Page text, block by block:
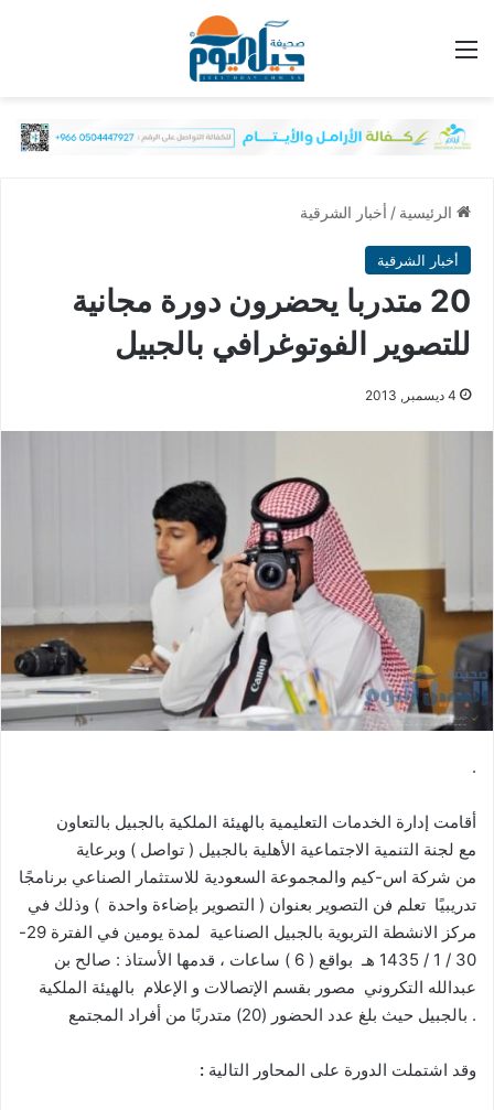
الرئيسية / أخبار الشرقية
أخبار الشرقية
20 متدربا يحضرون دورة مجانية
للتصوير الفوتوغرافي بالجبيل
4 ديسمبر, 2013
.
أقامت إدارة الخدمات التعليمية بالهيئة الملكية بالجبيل بالتعاون
مع لجنة التنمية الاجتماعية الأهلية بالجبيل ( تواصل ) وبرعاية
من شركة اس-كيم والمجموعة السعودية للاستثمار الصناعي برنامجًا
تدريبيًا تعلم فن التصوير بعنوان ( التصوير بإضاءة واحدة ) وذلك في
مركز الانشطة التربوية بالجبيل الصناعية لمدة يومين في الفترة 29-
30 / 1 / 1435 هـ بواقع ( 6 ) ساعات ، قدمها الأستاذ : صالح بن
عبدالله التكروني مصور بقسم الإتصالات و الإعلام بالهيئة الملكية
بالجبيل حيث بلغ عدد الحضور (20) متدربًا من أفراد المجتمع .
وقد اشتملت الدورة على المحاور التالية :